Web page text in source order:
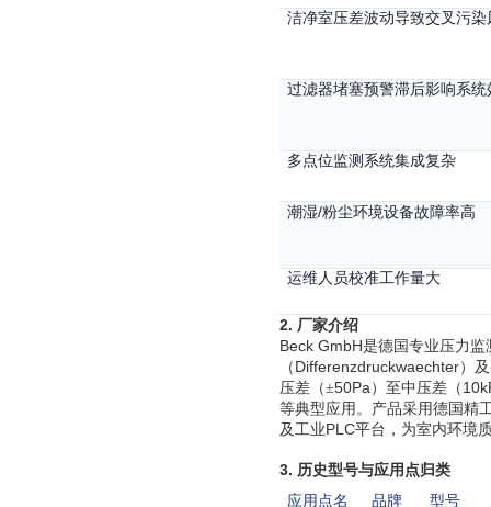
洁净室压差波动导致交叉污染
过滤器堵塞预警滞后影响系统
多点位监测系统集成复杂
潮湿/粉尘环境设备故障率高
运维人员校准工作量大
2. 厂家介绍
Beck GmbH是德国专业压力监
（ Differenzdruckwaechter）
压差（±50Pa ）至中压差（
等典型应用。产品采用德国精
及工业PLC平台，为室内环境
3. 历史型号与应用点归类
应用点名
品牌
型号